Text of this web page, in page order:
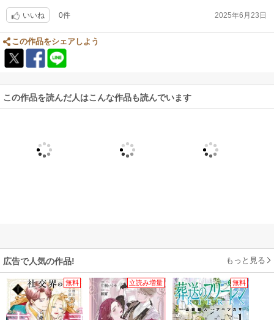
いいね 0件 2025年6月23日
この作品をシェアしよう
この作品を読んだ人はこんな作品も読んでいます
広告で人気の作品! もっと見る
無料 立読み増量 無料